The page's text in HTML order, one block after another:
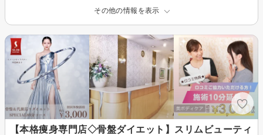
その他の情報を表示
【本格痩身専門店◇骨盤ダイエット】スリムビューティ